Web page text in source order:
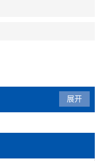
展开